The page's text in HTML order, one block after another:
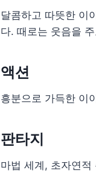
달콤하고 따뜻한 이
다. 때로는 웃음을
액션
흥분으로 가득한 이
판타지
마법 세계, 초자연